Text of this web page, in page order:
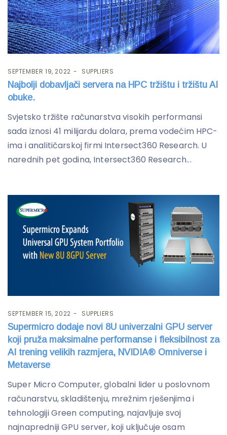
SEPTEMBER 19, 2022 SUPPLIERS
Najbolji dobavljači servera na HPC tržištu i tržištu AI
obuke.
Svjetsko tržište računarstva visokih performansi
sada iznosi 41 milijardu dolara, prema vodećim HPC-
ima i analitičarskoj firmi Intersect360 Research. U
narednih pet godina, Intersect360 Research...
SEPTEMBER 15, 2022 SUPPLIERS
Supermicro dodaje novi 8U univerzalni GPU server
koji pruža maksimalne performanse i fleksibilnost za
AI trening velikih razmjera, NVIDIA® Omniverse i
Metaverse
Super Micro Computer, globalni lider u poslovnom
računarstvu, skladištenju, mrežnim rješenjima i
tehnologiji Green computing, najavljuje svoj
najnapredniji GPU server, koji uključuje osam